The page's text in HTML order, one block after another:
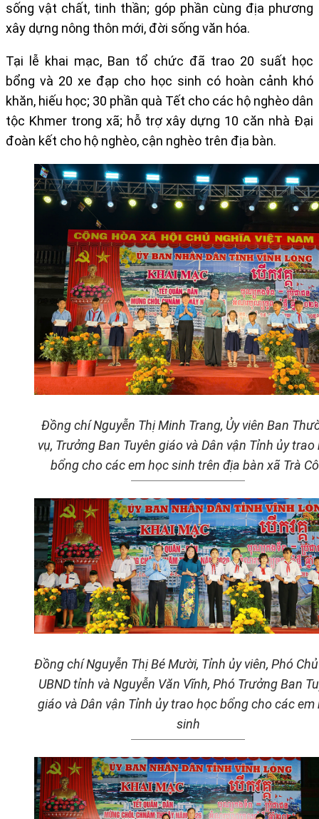
sống vật chất, tinh thần; góp phần cùng địa phương
xây dựng nông thôn mới, đời sống văn hóa.
Tại lễ khai mạc, Ban tổ chức đã trao 20 suất học
bổng và 20 xe đạp cho học sinh có hoàn cảnh khó
khăn, hiếu học; 30 phần quà Tết cho các hộ nghèo dân
tộc Khmer trong xã; hỗ trợ xây dựng 10 căn nhà Đại
đoàn kết cho hộ nghèo, cận nghèo trên địa bàn.
Đồng chí Nguyễn Thị Minh Trang, Ủy viên Ban
vụ, Trưởng Ban Tuyên giáo và Dân vận Tỉnh ủy trao
bổng cho các em học sinh trên địa bàn xã Trà
Đồng chí Nguyễn Thị Bé Mười, Tỉnh ủy viên, Phó
UBND tỉnh và Nguyễn Văn Vĩnh, Phó Trưởng Ban
giáo và Dân vận Tỉnh ủy trao học bổng cho các em
sinh